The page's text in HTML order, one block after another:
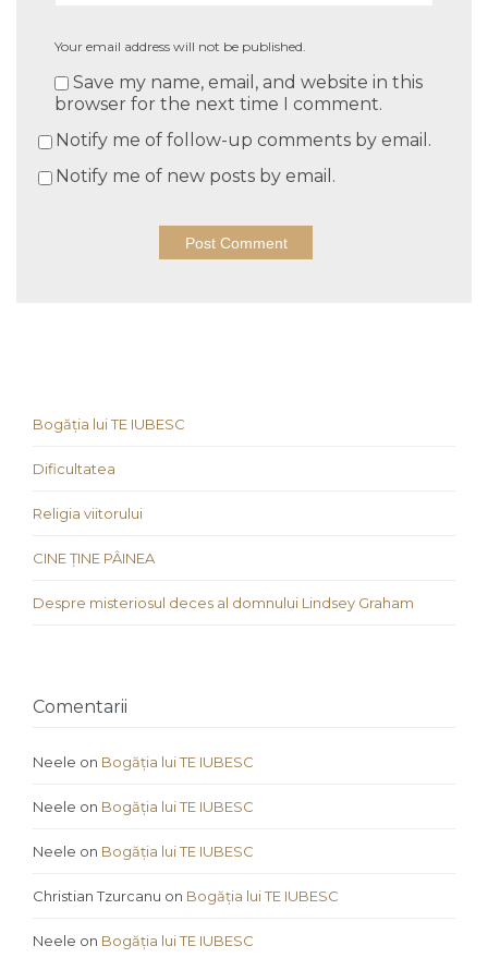
Your email address will not be published.
Save my name, email, and website in this
browser for the next time I comment.
Notify me of follow-up comments by email.
Notify me of new posts by email.
Bogăția lui TE IUBESC
Dificultatea
Religia viitorului
CINE ȚINE PÂINEA
Despre misteriosul deces al domnului Lindsey Graham
Comentarii
Neele on Bogăția lui TE IUBESC
Neele on Bogăția lui TE IUBESC
Neele on Bogăția lui TE IUBESC
Christian Tzurcanu on Bogăția lui TE IUBESC
Neele on Bogăția lui TE IUBESC